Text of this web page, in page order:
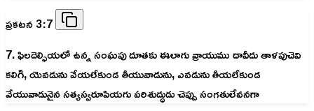
ప్రకటన 3:7
7. ఫిలదెల్ఫియలో ఉన్న సంఘపు దూతకు ఈలాగు వ్రాయుము దావీదు తాళపుచెవి
కలిగి, యెవడును వేయలేకుండ తీయువాడును, ఎవడును తీయలేకుండ
వేయువాడునైన సత్యస్వరూపియగు పరిశుద్ధుడు చెప్పు సంగతులేవనగా